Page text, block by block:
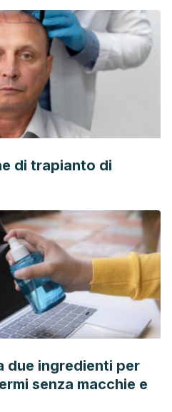
di trapianto di
due ingredienti per
senza macchie e